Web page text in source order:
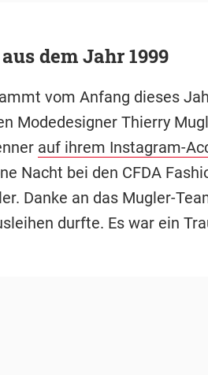
dem Jahr 1999
vom Anfang dieses
Modedesigner Thierry
auf ihrem Instagram-
Nacht bei den CFDA
Danke an das Mugler-
durfte. Es war ein